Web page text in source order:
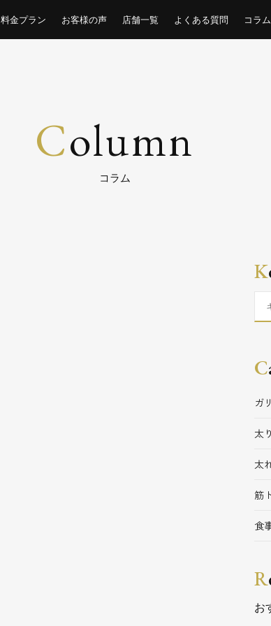
料金プラン お客様の声 店舗一覧 よくある質問 コラム
Column
コラム
K
C
ガ
太
太
筋
食
R
お